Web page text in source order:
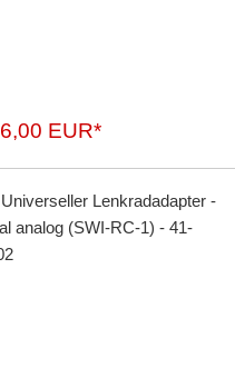
6,00 EUR*